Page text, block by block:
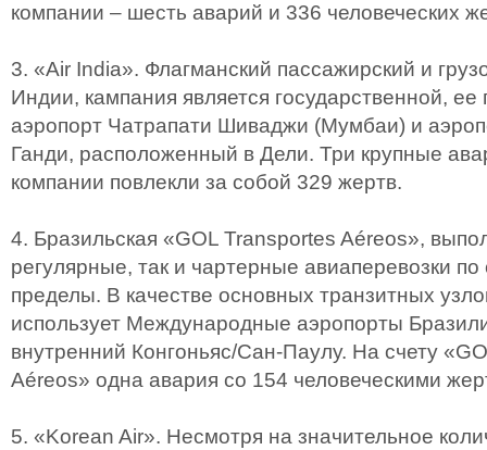
компании – шесть аварий и 336 человеческих
3. «Air India». Флагманский пассажирский и
Индии, кампания является государственной,
аэропорт Чатрапати Шиваджи (Мумбаи) и
Ганди, расположенный в Дели. Три крупные
компании повлекли за собой 329 жертв.
4. Бразильская «GOL Transportes Aéreos»,
регулярные, так и чартерные авиаперевозки по
пределы. В качестве основных транзитных
использует Международные аэропорты
внутренний Конгоньяс/Сан-Паулу. На счету
Aéreos» одна авария со 154 человеческими
5. «Korean Air». Несмотря на значительное